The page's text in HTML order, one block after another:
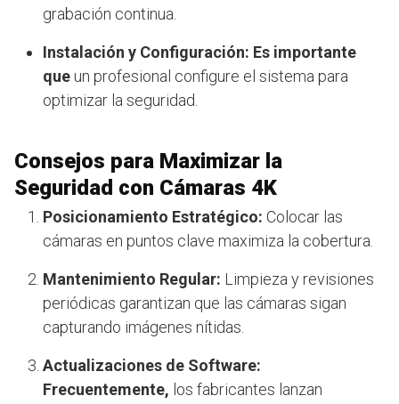
grabación continua.
Instalación y Configuración: Es importante
que un profesional configure el sistema para
optimizar la seguridad.
Consejos para Maximizar la
Seguridad con Cámaras 4K
Posicionamiento Estratégico: Colocar las
cámaras en puntos clave maximiza la cobertura.
Mantenimiento Regular: Limpieza y revisiones
periódicas garantizan que las cámaras sigan
capturando imágenes nítidas.
Actualizaciones de Software:
Frecuentemente, los fabricantes lanzan